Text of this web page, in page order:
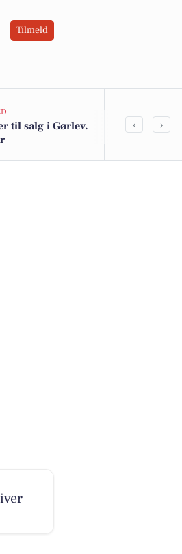
Tilmeld
til salg i Gørlev.
62-årig
‹ ›